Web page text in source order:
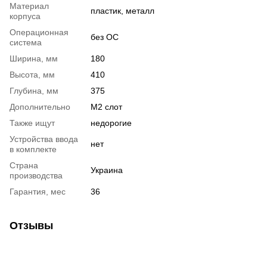
Материал
корпуса
пластик, металл
Операционная
система
без ОС
Ширина, мм
180
Высота, мм
410
Глубина, мм
375
Дополнительно
M2 слот
Также ищут
недорогие
Устройства ввода
в комплекте
нет
Страна
производства
Украина
Гарантия, мес 36
Отзывы